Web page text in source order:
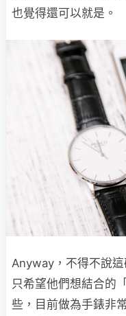
也覺得還可以就是。
Anyway，不得不說這
只希望他們想結合的
些，目前做為手錶非